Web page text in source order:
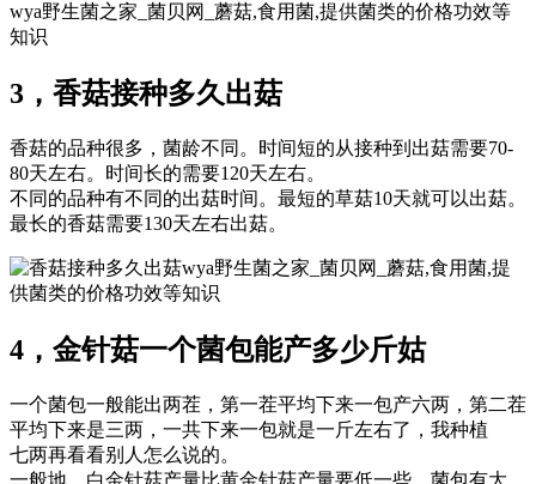
wya野生菌之家_菌贝网_蘑菇,食用菌,提供菌类的价格功效等
知识
3，香菇接种多久出菇
香菇的品种很多，菌龄不同。时间短的从接种到出菇需要70-
80天左右。时间长的需要120天左右。
不同的品种有不同的出菇时间。最短的草菇10天就可以出菇。
最长的香菇需要130天左右出菇。
wya野生菌之家_菌贝网_蘑菇,食用菌,提
供菌类的价格功效等知识
4，金针菇一个菌包能产多少斤姑
一个菌包一般能出两茬，第一茬平均下来一包产六两，第二茬
平均下来是三两，一共下来一包就是一斤左右了，我种植
七两再看看别人怎么说的。
一般地，白金针菇产量比黄金针菇产量要低一些，菌包有大